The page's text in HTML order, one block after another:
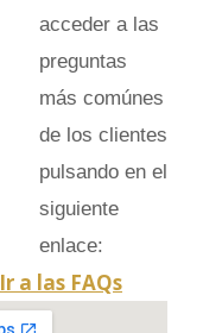
acceder a las
preguntas
más comúnes
de los clientes
pulsando en el
siguiente
enlace:
Ir a las FAQs